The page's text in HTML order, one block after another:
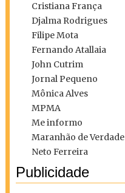
Cristiana França
Djalma Rodrigues
Filipe Mota
Fernando Atallaia
John Cutrim
Jornal Pequeno
Mônica Alves
MPMA
Me informo
Maranhão de Verdade
Neto Ferreira
Publicidade